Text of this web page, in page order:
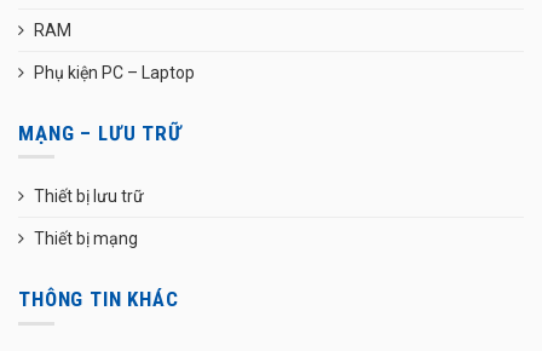
RAM
Phụ kiện PC – Laptop
MẠNG – LƯU TRỮ
Thiết bị lưu trữ
Thiết bị mạng
THÔNG TIN KHÁC